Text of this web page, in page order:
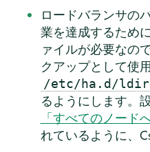
ロードバランサの
業を達成するために
ァイルが必要なの
クアップとして使
/etc/ha.d/
るようにします。
「すべてのノード
れているように、